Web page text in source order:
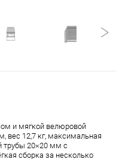
и мягкой велюровой
вес 12,7 кг, максимальная
трубы 20×20 мм с
сборка за несколько